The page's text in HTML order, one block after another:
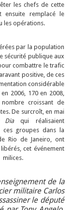
les chefs de cette
ensuite remplacé le
les opérations.
par la population
sécurité publique aux
combattre le trafic
positive, de ces
considérable
2006, 170 en 2008,
croissant de
De surcroît, en mai
Diaqui réalisaient
ces groupes dans la
Rio de Janeiro, ont
cet événement
milices.
de la
militaire Carlos
le député